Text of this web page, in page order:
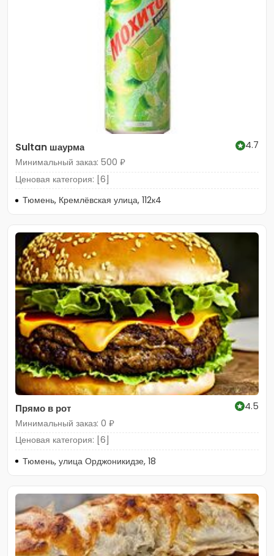
Sultan шаурма
4.7
Минимальный заказ: 500 ₽
Ценовая категория: [6]
Тюмень, Кремлёвская улица, 112к4
Прямо в рот
4.5
Минимальный заказ: 0 ₽
Ценовая категория: [6]
Тюмень, улица Орджоникидзе, 18